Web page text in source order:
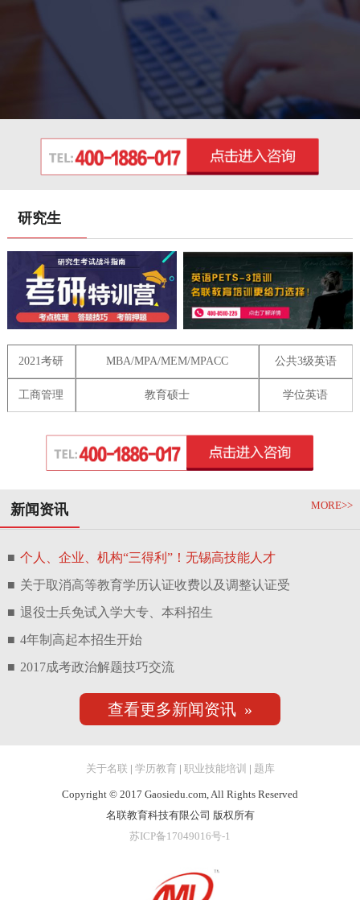
研究生
2021考研 MBA/MPA/MEM/MPACC 公共3级英语
工商管理 教育硕士 学位英语
新闻资讯 MORE>>
■ 个人、企业、机构“三得利”！无锡高技能人才
■ 关于取消高等教育学历认证收费以及调整认证受
■ 退役士兵免试入学大专、本科招生
■ 4年制高起本招生开始
■ 2017成考政治解题技巧交流
查看更多新闻资讯 »
关于名联 | 学历教育| 职业技能培训 | 题库
Copyright © 2017 Gaosiedu.com, All Rights Reserved
名联教育科技有限公司 版权所有
苏ICP备17049016号-1